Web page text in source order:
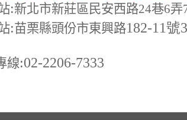
:新北市新莊區民安西路24巷6弄
:苗栗縣頭份市東興路182-11號
線:02-2206-7333